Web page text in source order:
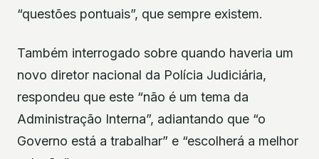
“questões pontuais”, que sempre existem.
Também interrogado sobre quando haveria um
novo diretor nacional da Polícia Judiciária,
respondeu que este “não é um tema da
Administração Interna”, adiantando que “o
Governo está a trabalhar” e “escolherá a melhor